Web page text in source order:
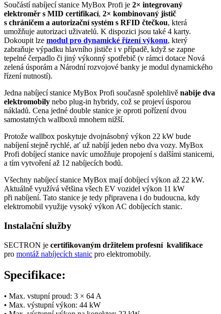
Součástí nabíjecí stanice MyBox Profi je 2× integrovaný
elektroměr s MID certifikací, 2× kombinovaný jistič
s chráničem a autorizační systém s RFID čtečkou, která
umožňuje autorizaci uživatelů. K dispozici jsou také 4 karty.
Dokoupit lze modul pro dynamické řízení výkonu, který
zabraňuje výpadku hlavního jističe i v případě, když se zapne
tepelné čerpadlo či jiný výkonný spotřebič (v rámci dotace Nová
zelená úsporám a Národní rozvojové banky je modul dynamického
řízení nutností).
Jedna nabíjecí stanice MyBox Profi současně spolehlivě nabije dva
elektromobily nebo plug-in hybridy, což se projeví úsporou
nákladů. Cena jedné double stanice je oproti pořízení dvou
samostatných wallboxů mnohem nižší.
Protože wallbox poskytuje dvojnásobný výkon 22 kW bude
nabíjení stejně rychlé, ať už nabíjí jeden nebo dva vozy. MyBox
Profi dobíjecí stanice navíc umožňuje propojení s dalšími stanicemi,
a tím vytvoření až 12 nabíjecích bodů.
Všechny nabíjecí stanice MyBox mají dobíjecí výkon až 22 kW.
Aktuálně využívá většina všech EV vozidel výkon 11 kW
při nabíjení. Tato stanice je tedy připravena i do budoucna, kdy
elektromobil využije vysoký výkon AC dobíjecích stanic.
Instalační služby
SECTRON je certifikovaným držitelem profesní kvalifikace
pro montáž nabíjecích stanic pro elektromobily.
Specifikace:
• Max. vstupní proud: 3 × 64 A
• Max. výstupní výkon: 44 kW